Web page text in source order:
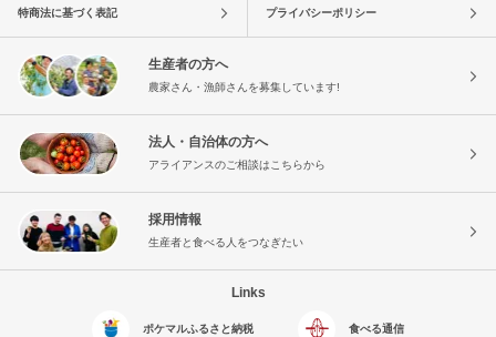
特商法に基づく表記 プライバシーポリシー
生産者の方へ
農家さん・漁師さんを募集しています!
法人・自治体の方へ
アライアンスのご相談はこちらから
採用情報
生産者と食べる人をつなぎたい
Links
ポケマルふるさと納税 食べる通信